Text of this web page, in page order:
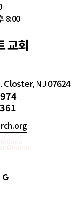
8:00
교회
Closter, NJ 07624